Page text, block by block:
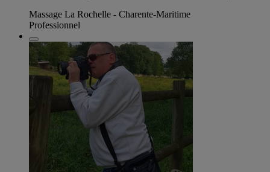
Massage La Rochelle - Charente-Maritime
Professionnel